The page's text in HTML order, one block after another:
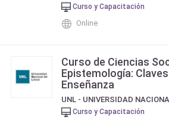
Curso y Capacitación
Online
Curso de Ciencias
Epistemología:
Enseñanza
Curso y Capacitación